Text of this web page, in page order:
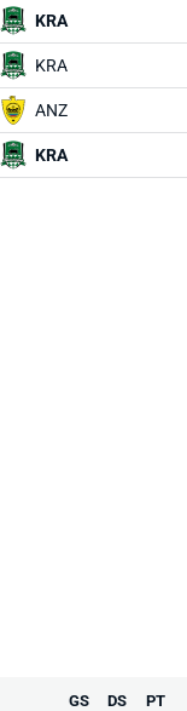
KRA
KRA
ANZ
KRA
GS DS PT